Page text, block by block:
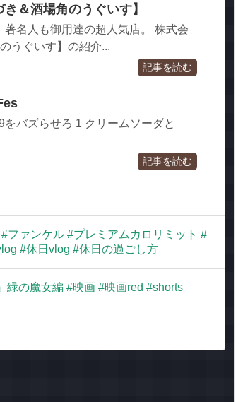
＆酒場角のうぐいす】
名人も御用達の超人気店。 株式会
うぐいす】の紹介...
記事を読む
バズらせろ 1 クリームソーダと
記事を読む
ファンケル #プレミアムカロリミット #
#休日vlog #休日の過ごし方
の魔女編 #映画 #映画red #shorts